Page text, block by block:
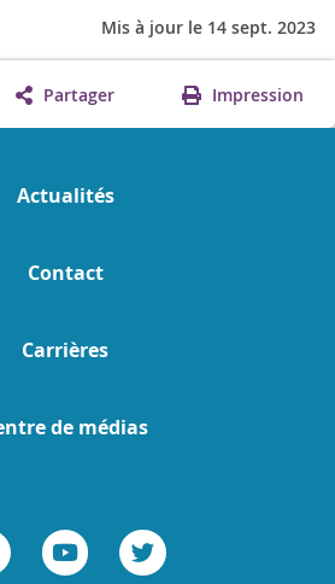
Mis à jour le 14 sept. 2023
Partager Impression
Actualités
Contact
Carrières
de médias